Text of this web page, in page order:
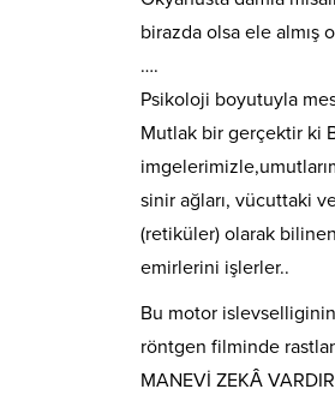
birazda olsa ele almış
….
Psikoloji boyutuyla
Mutlak bir gerçektir ki
sinir ağları, vücuttaki
(retiküler) olarak
emirlerini işlerler..
Bu motor
röntgen filminde
MANEVİ ZEKÂ